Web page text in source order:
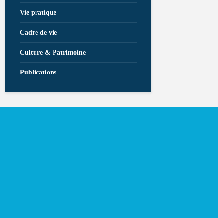
Vie pratique
Cadre de vie
Culture & Patrimoine
Publications